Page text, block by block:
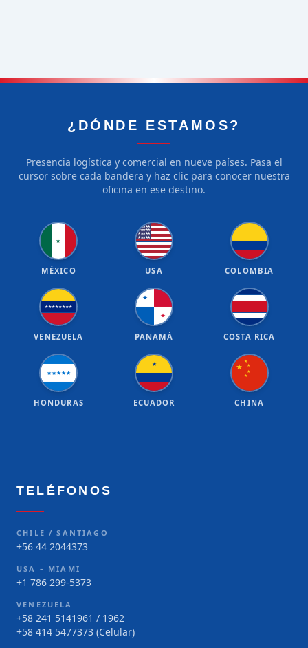
¿DÓNDE ESTAMOS?
Presencia logística y comercial en nueve países. Pasa el
cursor sobre cada bandera y haz clic para conocer nuestra
oficina en ese destino.
★
MÉXICO
★★★★★
★★★★★
★★★★★
★★★★★
USA COLOMBIA
★★★★★★★★
VENEZUELA
★
★
PANAMÁ COSTA RICA
★★★★★
HONDURAS
★
ECUADOR
★
★
★
★
★
CHINA
TELÉFONOS
CHILE / SANTIAGO
+56 44 2044373
USA – MIAMI
+1 786 299-5373
VENEZUELA
+58 241 5141961 / 1962
+58 414 5477373 (Celular)